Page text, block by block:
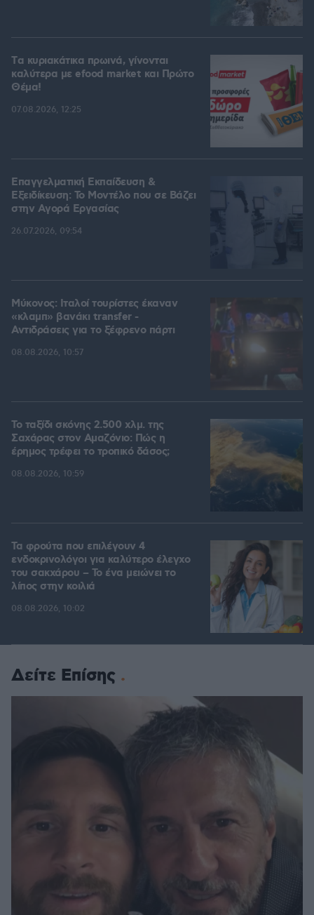
Tα κυριακάτικα πρωινά, γίνονται
καλύτερα με efood market και Πρώτο
Θέμα!
07.08.2026, 12:25
Επαγγελματική Εκπαίδευση &
Εξειδίκευση: Το Mοντέλο που σε Bάζει
στην Aγορά Eργασίας
26.07.2026, 09:54
Μύκονος: Ιταλοί τουρίστες έκαναν
«κλαμπ» βανάκι transfer -
Αντιδράσεις για το ξέφρενο πάρτι
08.08.2026, 10:57
Το ταξίδι σκόνης 2.500 χλμ. της
Σαχάρας στον Αμαζόνιο: Πώς η
έρημος τρέφει το τροπικό δάσος;
08.08.2026, 10:59
Τα φρούτα που επιλέγουν 4
ενδοκρινολόγοι για καλύτερο έλεγχο
του σακχάρου – Το ένα μειώνει το
λίπος στην κοιλιά
08.08.2026, 10:02
Δείτε Επίσης